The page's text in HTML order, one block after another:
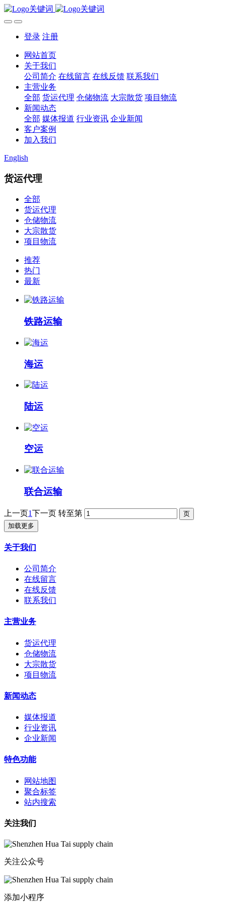
登录 注册
网站首页
关于我们
公司简介 在线留言 在线反馈 联系我们
主营业务
全部 货运代理 仓储物流 大宗散货 项目物流
新闻动态
全部 媒体报道 行业资讯 企业新闻
客户案例
加入我们
English
货运代理
全部
货运代理
仓储物流
大宗散货
项目物流
推荐
热门
最新
铁路运输
海运
陆运
空运
联合运输
上一页1下一页 转至第
加载更多
关于我们
公司简介
在线留言
在线反馈
联系我们
主营业务
货运代理
仓储物流
大宗散货
项目物流
新闻动态
媒体报道
行业资讯
企业新闻
特色功能
网站地图
聚合标签
站内搜索
关注我们
关注公众号
添加小程序